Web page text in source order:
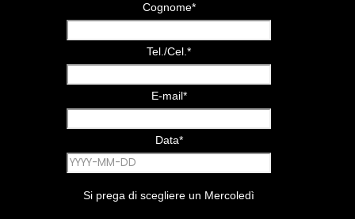
Cognome*
Tel./Cel.*
E-mail*
Data*
Si prega di scegliere un Mercoledì